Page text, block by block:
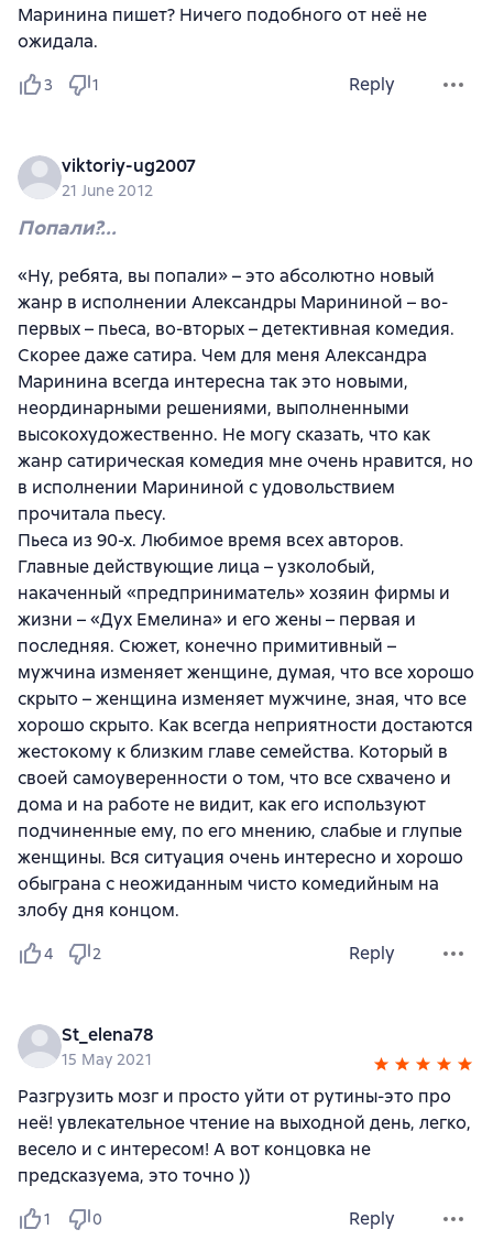
Маринина пишет? Ничего подобного от неё не
ожидала.
3 1 Reply
viktoriy-ug2007
21 June 2012
Попали?...
«Ну, ребята, вы попали» – это абсолютно новый
жанр в исполнении Александры Марининой – во-
первых – пьеса, во-вторых – детективная комедия.
Скорее даже сатира. Чем для меня Александра
Маринина всегда интересна так это новыми,
неординарными решениями, выполненными
высокохудожественно. Не могу сказать, что как
жанр сатирическая комедия мне очень нравится, но
в исполнении Марининой с удовольствием
прочитала пьесу.
Пьеса из 90-х. Любимое время всех авторов.
Главные действующие лица – узколобый,
накаченный «предприниматель» хозяин фирмы и
жизни – «Дух Емелина» и его жены – первая и
последняя. Сюжет, конечно примитивный –
мужчина изменяет женщине, думая, что все хорошо
скрыто – женщина изменяет мужчине, зная, что все
хорошо скрыто. Как всегда неприятности достаются
жестокому к близким главе семейства. Который в
своей самоуверенности о том, что все схвачено и
дома и на работе не видит, как его используют
подчиненные ему, по его мнению, слабые и глупые
женщины. Вся ситуация очень интересно и хорошо
обыграна с неожиданным чисто комедийным на
злобу дня концом.
4 2 Reply
St_elena78
15 May 2021
Разгрузить мозг и просто уйти от рутины-это про
неё! увлекательное чтение на выходной день, легко,
весело и с интересом! А вот концовка не
предсказуема, это точно ))
1 0 Reply